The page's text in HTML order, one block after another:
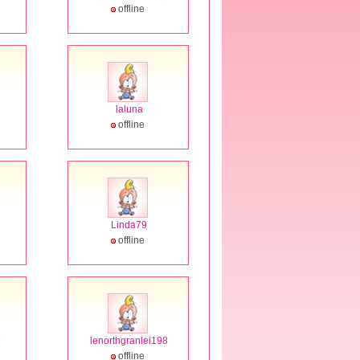
offline
laluna
offline
Linda79
offline
lenorthgranlei198
offline